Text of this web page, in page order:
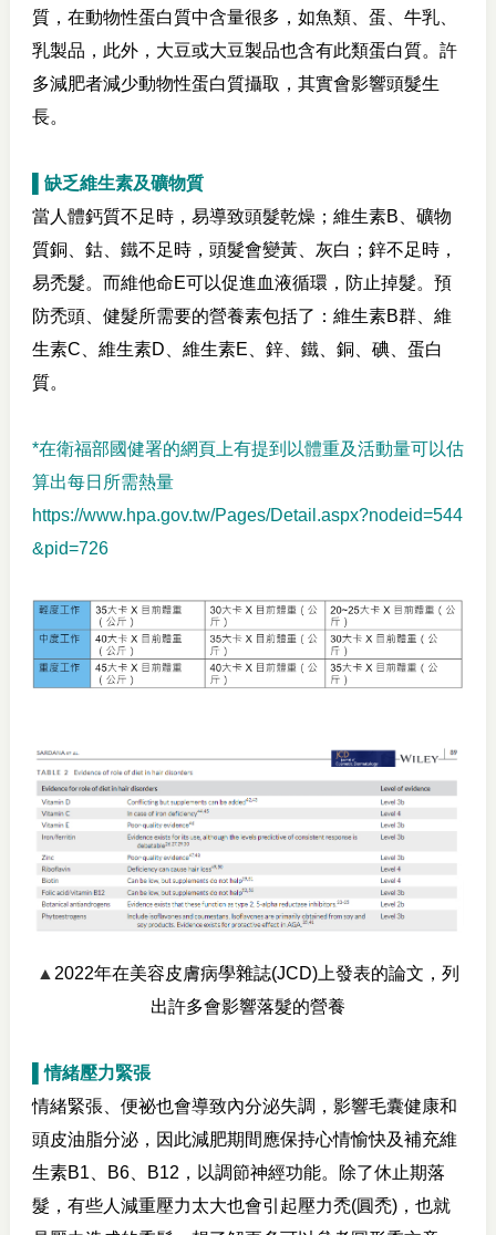
質，在動物性蛋白質中含量很多，如魚類、蛋、牛乳、
乳製品，此外，大豆或大豆製品也含有此類蛋白質。許
多減肥者減少動物性蛋白質攝取，其實會影響頭髮生
長。
▌缺乏維生素及礦物質
當人體鈣質不足時，易導致頭髮乾燥；維生素B、礦物
質銅、鈷、鐵不足時，頭髮會變黃、灰白；鋅不足時，
易禿髮。而維他命E可以促進血液循環，防止掉髮。預
防禿頭、健髮所需要的營養素包括了：維生素B群、維
生素C、維生素D、維生素E、鋅、鐵、銅、碘、蛋白
質。
*在衛福部國健署的網頁上有提到以體重及活動量可以估
算出每日所需熱量
https://www.hpa.gov.tw/Pages/Detail.aspx?nodeid=544
&pid=726
▲ 2022年在美容皮膚病學雜誌(JCD)上發表的論文，列
出許多會影響落髮的營養
▌情緒壓力緊張
情緒緊張、便祕也會導致內分泌失調，影響毛囊健康和
頭皮油脂分泌，因此減肥期間應保持心情愉快及補充維
生素B1 、B6、B12 ，以調節神經功能。除了休止期落
髮，有些人減重壓力太大也會引起壓力禿(圓禿)，也就